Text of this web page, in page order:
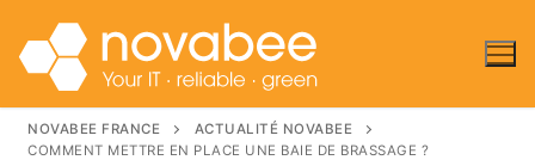
NOVABEE FRANCE
ACTUALITÉ NOVABEE
COMMENT METTRE EN PLACE UNE BAIE DE BRASSAGE ?